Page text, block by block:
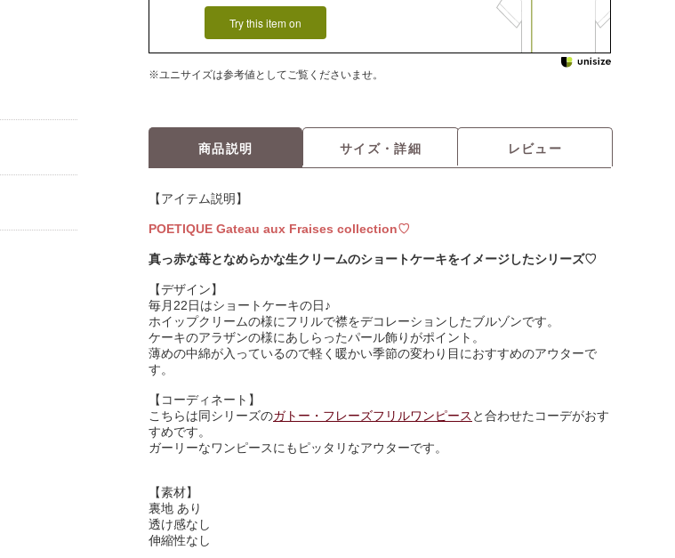
Try this item on
※ユニサイズは参考値としてご覧くださいませ。
商品説明 サイズ・詳細 レビュー
【アイテム説明】
POETIQUE Gateau aux Fraises collection♡
真っ赤な苺となめらかな生クリームのショートケーキをイメージしたシリーズ♡
【デザイン】
毎月22日はショートケーキの日♪
ホイップクリームの様にフリルで襟をデコレーションしたブルゾンです。
ケーキのアラザンの様にあしらったパール飾りがポイント。
薄めの中綿が入っているので軽く暖かい季節の変わり目におすすめのアウターで
す。
【コーディネート】
こちらは同シリーズのガトー・フレーズフリルワンピース と合わせたコーデがおす
すめです。
ガーリーなワンピースにもピッタリなアウターです。
【素材】
裏地 あり
透け感なし
伸縮性なし